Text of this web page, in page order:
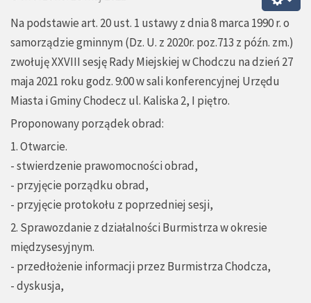
Na podstawie art. 20 ust. 1 ustawy z dnia 8 marca 1990 r. o
samorządzie gminnym (Dz. U. z 2020r. poz.713 z późn. zm.)
zwołuję XXVIII sesję Rady Miejskiej w Chodczu na dzień 27
maja 2021 roku godz. 9:00 w sali konferencyjnej Urzędu
Miasta i Gminy Chodecz ul. Kaliska 2, I piętro.
Proponowany porządek obrad:
1. Otwarcie.
- stwierdzenie prawomocności obrad,
- przyjęcie porządku obrad,
- przyjęcie protokołu z poprzedniej sesji,
2. Sprawozdanie z działalności Burmistrza w okresie
międzysesyjnym.
- przedłożenie informacji przez Burmistrza Chodcza,
- dyskusja,